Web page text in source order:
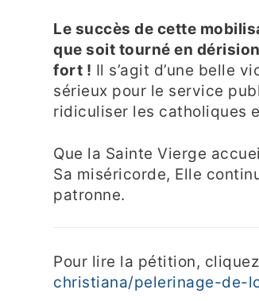
Le succès de cette
que soit tourné en
fort ! Il s’agit d’une belle
sérieux pour le service
ridiculiser les catholiques
Que la Sainte Vierge
Sa miséricorde, Elle
patronne.
Pour lire la pétition,
christiana/pelerinage-de-